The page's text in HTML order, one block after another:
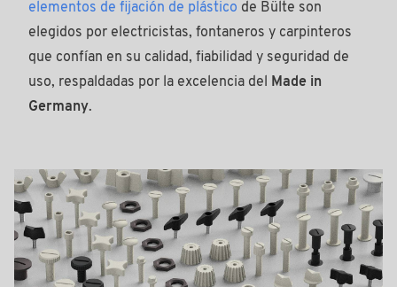
elementos de fijación de plástico de Bülte son
elegidos por electricistas, fontaneros y carpinteros
que confían en su calidad, fiabilidad y seguridad de
uso, respaldadas por la excelencia del
Made in
Germany.